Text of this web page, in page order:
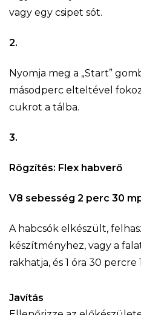
vagy egy csipet sót.
2.
Nyomja meg a „Start”
másodperc elteltével
cukrot a tálba.
3.
Rögzítés: Flex habverő
V8 sebesség 2 perc 30
A habcsók elkészült,
készítményhez, vagy a
rakhatja, és 1 óra 30
Javítás